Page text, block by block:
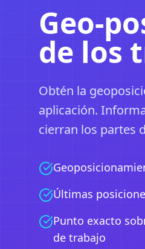
Geo-
de los
Obtén la
aplicación.
cierran los partes
Últimas
Punto exacto
de trabajo